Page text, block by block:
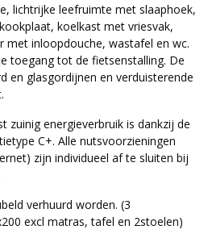
lichtrijke leefruimte met slaaphoek,
koelkast met vriesvak,
met inloopdouche, wastafel en wc.
toegang tot de fietsenstalling. De
en glasgordijnen en verduisterende
zuinig energieverbruik is dankzij de
C+. Alle nutsvoorzieningen
zijn individueel af te sluiten bij
verhuurd worden. (3
excl matras, tafel en 2stoelen)